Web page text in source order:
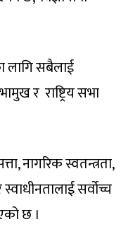
लागि सबैलाई
र राष्ट्रिय सभा
नागरिक स्वतन्त्रता,
सर्वोच्च
छ ।